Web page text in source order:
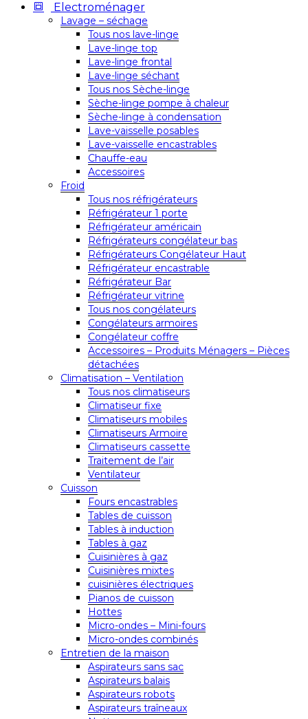
Electroménager
Lavage – séchage
Tous nos lave-linge
Lave-linge top
Lave-linge frontal
Lave-linge séchant
Tous nos Sèche-linge
Sèche-linge pompe à chaleur
Sèche-linge à condensation
Lave-vaisselle posables
Lave-vaisselle encastrables
Chauffe-eau
Accessoires
Froid
Tous nos réfrigérateurs
Réfrigérateur 1 porte
Réfrigérateur américain
Réfrigérateurs congélateur bas
Réfrigérateurs Congélateur Haut
Réfrigérateur encastrable
Réfrigérateur Bar
Réfrigérateur vitrine
Tous nos congélateurs
Congélateurs armoires
Congélateur coffre
Accessoires – Produits Ménagers – Pièces
détachées
Climatisation – Ventilation
Tous nos climatiseurs
Climatiseur fixe
Climatiseurs mobiles
Climatiseurs Armoire
Climatiseurs cassette
Traitement de l’air
Ventilateur
Cuisson
Fours encastrables
Tables de cuisson
Tables à induction
Tables à gaz
Cuisinières à gaz
Cuisinières mixtes
cuisinières électriques
Pianos de cuisson
Hottes
Micro-ondes – Mini-fours
Micro-ondes combinés
Entretien de la maison
Aspirateurs sans sac
Aspirateurs balais
Aspirateurs robots
Aspirateurs traîneaux